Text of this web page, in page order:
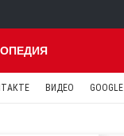
ВИДЕО GOOGLE